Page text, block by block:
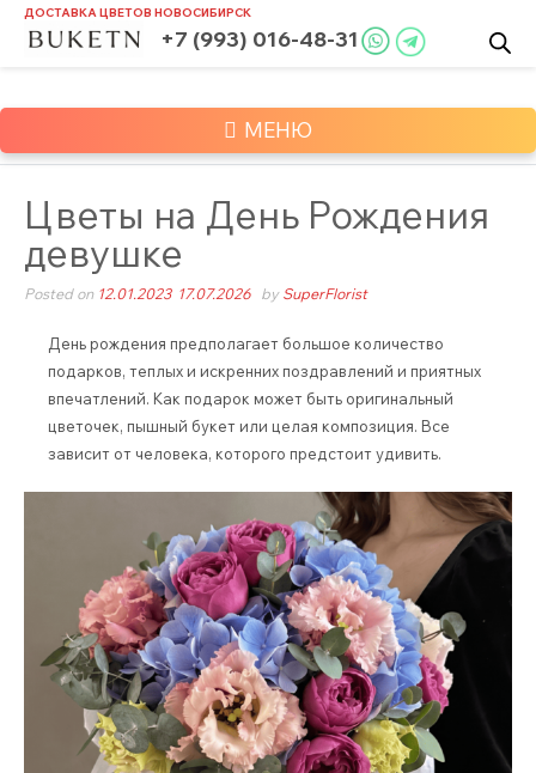
SkipДОСТАВКА ЦВЕТОВ НОВОСИБИРСК
+7 (993) 016-48-31
МЕНЮ
Цветы на День Рождения
девушке
Posted on 12.01.2023 17.07.2026 by SuperFlorist
День рождения предполагает большое количество
подарков, теплых и искренних поздравлений и приятных
впечатлений. Как подарок может быть оригинальный
цветочек, пышный букет или целая композиция. Все
зависит от человека, которого предстоит удивить.